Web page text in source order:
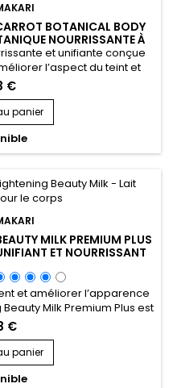
BOTANICAL BODY
NOURRISSANTE À
CAROTTEet unifiante conçue
l’aspect du teint et
Extreme Argan & Carrot
de soja, l’huile d’amande
adoucir et renforcer la
synergie aide à...
€
panier
MILK PREMIUM PLUS
ET NOURRISSANT
et améliorer l’apparence
Milk Premium Plus est
idéal pour retrouver
lumineuse. Sa formule
de racine de mûrier blanc
(Glycyrrhiza...
€
panier